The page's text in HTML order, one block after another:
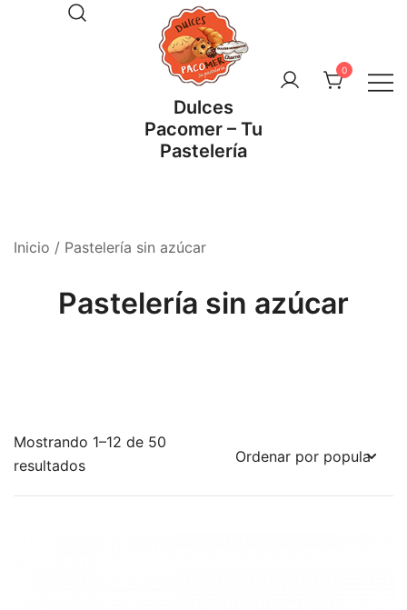
Dulces
Pacomer – Tu
Pastelería
0
Inicio / Pastelería sin azúcar
Pastelería sin azúcar
Mostrando 1–12 de 50
resultadosOrdenado